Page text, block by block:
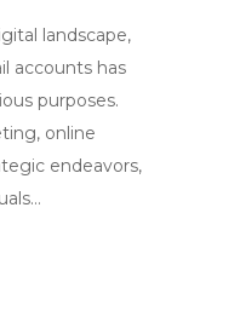
landscape,
accounts has
purposes.
online
endeavors,